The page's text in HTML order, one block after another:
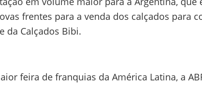
frentes para a venda dos calçados para
da Calçados Bibi.
feira de franquias da América Latina, a